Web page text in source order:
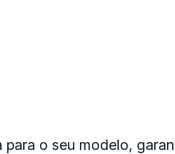
o seu modelo,